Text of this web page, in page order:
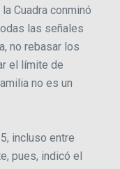
Cuadra conminó
las señales
no rebasar los
el límite de
no es un
incluso entre
pues, indicó el